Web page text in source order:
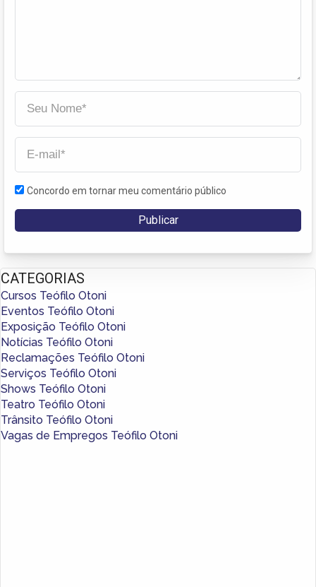
Concordo em tornar meu comentário público
CATEGORIAS
Cursos Teófilo Otoni
Eventos Teófilo Otoni
Exposição Teófilo Otoni
Notícias Teófilo Otoni
Reclamações Teófilo Otoni
Serviços Teófilo Otoni
Shows Teófilo Otoni
Teatro Teófilo Otoni
Trânsito Teófilo Otoni
Vagas de Empregos Teófilo Otoni